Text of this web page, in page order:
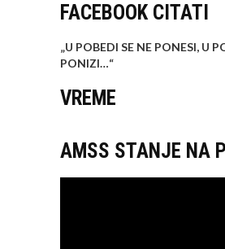
FACEBOOK CITATI
„U POBEDI SE NE PONESI, U
PONIZI…“
VREME
AMSS STANJE NA